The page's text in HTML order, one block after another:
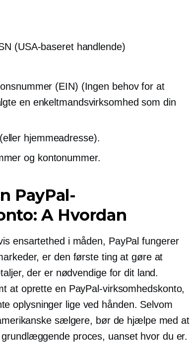
(USA-baserethandlende)
(EIN) (Ingen behov for at
en enkeltmandsvirksomhed som din
hjemmeadresse).
og kontonummer.
PayPal-
A Hvordan
ensartethed i måden, PayPal fungerer
er den første ting at gøre at
der er nødvendige for dit land.
at oprette en PayPal-virksomhedskonto,
oplysninger lige ved hånden. Selvom
sælgere, bør de hjælpe med at
proces, uanset hvor du er.